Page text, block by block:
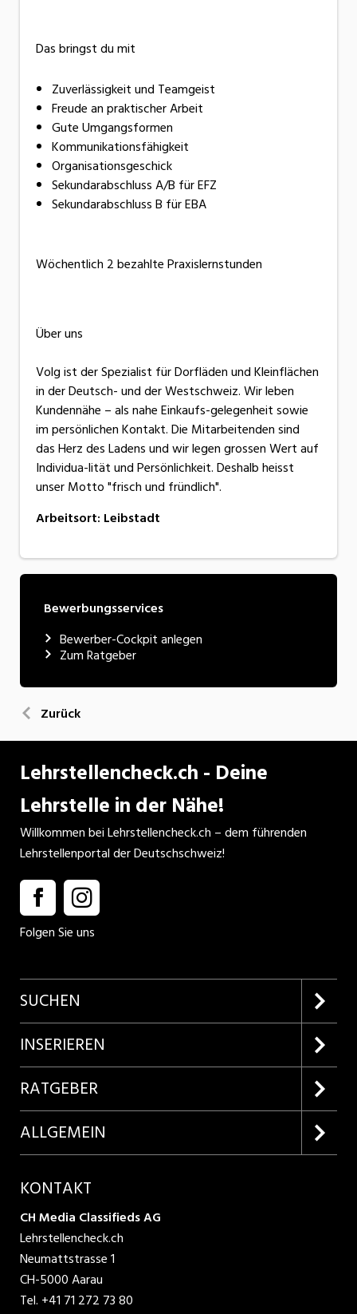
Das bringst du mit
Zuverlässigkeit und Teamgeist
Freude an praktischer Arbeit
Gute Umgangsformen
Kommunikationsfähigkeit
Organisationsgeschick
Sekundarabschluss A/B für EFZ
Sekundarabschluss B für EBA
Wöchentlich 2 bezahlte Praxislernstunden
Über uns
Volg ist der Spezialist für Dorfläden und Kleinflächen
in der Deutsch- und der Westschweiz. Wir leben
Kundennähe – als nahe Einkaufs-gelegenheit sowie
im persönlichen Kontakt. Die Mitarbeitenden sind
das Herz des Ladens und wir legen grossen Wert auf
Individua-lität und Persönlichkeit. Deshalb heisst
unser Motto "frisch und fründlich".
Arbeitsort: Leibstadt
Bewerbungsservices
Bewerber-Cockpit anlegen
Zum Ratgeber
Zurück
Lehrstellencheck.ch - Deine
Lehrstelle in der Nähe!
Willkommen bei Lehrstellencheck.ch – dem führenden
Lehrstellenportal der Deutschschweiz!
Folgen Sie uns
SUCHEN
Firmenprofile entdecken
Lehrstellen suchen
INSERIEREN
Kundenlogin
Inserieren
Produkte
RATGEBER
Lehrberufe entdecken
ALLGEMEIN
AGB
Datenschutzbestimmungen
Nutzungsbedingungen
KONTAKT
CH Media Classifieds AG
Lehrstellencheck.ch
Neumattstrasse 1
CH-5000 Aarau
Tel. +41 71 272 73 80